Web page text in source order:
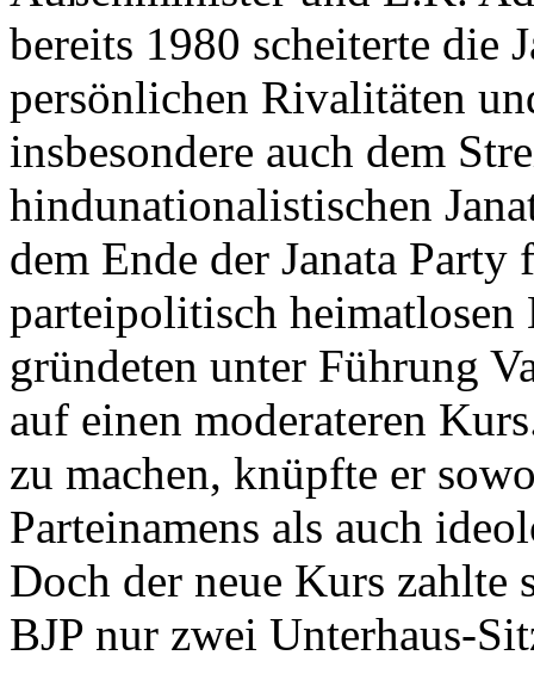
bereits 1980 scheiterte die
persönlichen Rivalitäten
insbesondere auch dem
hindunationalistischen
dem Ende der Janata
parteipolitisch
gründeten unter Führung
auf einen moderateren
zu machen, knüpfte er
Parteinamens als auch
Doch der neue Kurs zahlte
BJP nur zwei Unterhaus-